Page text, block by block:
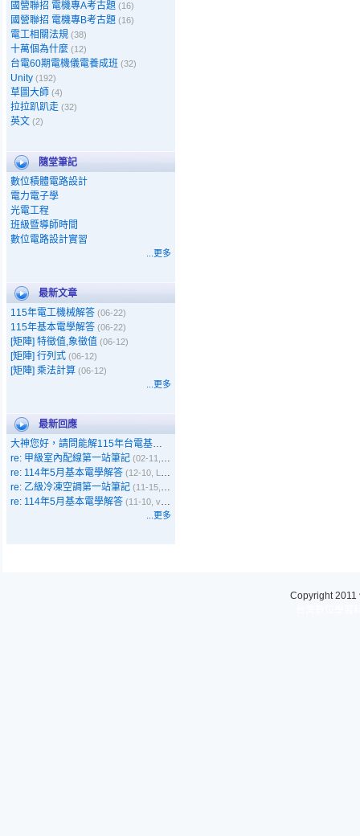
國營聯招 電機專A考古題 (16)
國營聯招 電機專B考古題 (16)
電工相關法規 (38)
十萬個為什麼 (12)
台電60期電機儀電養成班 (32)
Unity (192)
草圖大師 (4)
拉拉趴趴走 (32)
英文 (2)
隨堂筆記
數位積體電路設計
電力電子學
光電工程
班級暨導師時間
數位電路設計實習
...更多
最新文章
115年電工機械解答 (06-22)
115年基本電學解答 (06-22)
[矩陣] 特徵值,象徵值 (06-12)
[矩陣] 行列式 (06-12)
[矩陣] 乘法計算 (06-12)
...更多
最新回應
大神您好，請問能解115年台電基本電學嗎
re: 甲級室內配線第一站筆記 (02-11, 呵呵)
re: 114年5月基本電學解答 (12-10, Leo)
re: 乙級冷凍空調第一站筆記 (11-15, Emma)
re: 114年5月基本電學解答 (11-10, vbyer)
...更多
Copyright 2011